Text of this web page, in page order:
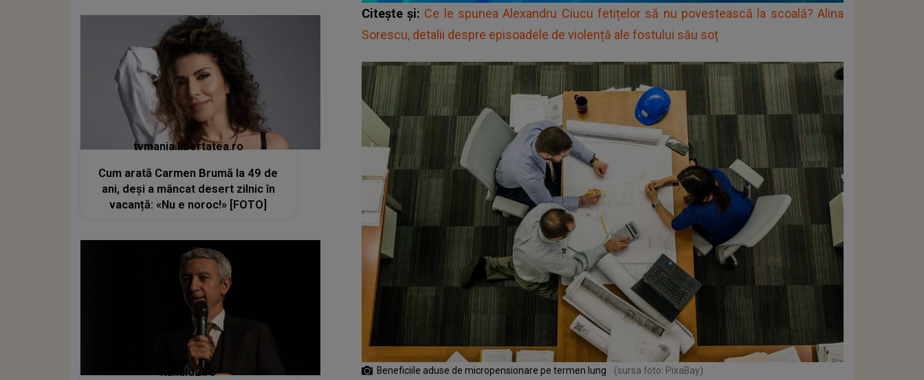
Citește și: Ce le spunea Alexandru Ciucu fetițelor să nu povestească la scoală? Alina
Sorescu, detalii despre episoadele de violență ale fostului său soț
Beneficiile aduse de micropensionare pe termen lung (sursa foto: PixaBay)
tvmania.libertatea.ro
Cum arată Carmen Brumă la 49 de
ani, deși a mâncat desert zilnic în
vacanță: «Nu e noroc!» [FOTO]
kanald2.ro